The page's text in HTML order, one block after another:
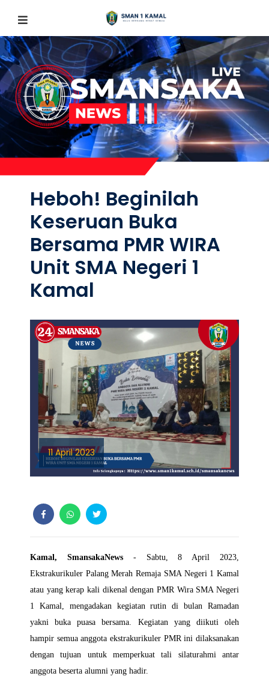
Heboh! Beginilah
Keseruan Buka
Bersama PMR WIRA
Unit SMA Negeri 1
Kamal
11 April 2023
Kamal, SmansakaNews- Sabtu, 8 April 2023,
Ekstrakurikuler Palang Merah Remaja SMA Negeri 1 Kamal
atau yang kerap kali dikenal dengan PMR Wira SMA Negeri
1 Kamal, mengadakan kegiatan rutin di bulan Ramadan
yakni buka puasa bersama. Kegiatan yang diikuti oleh
hampir semua anggota ekstrakurikuler PMR ini dilaksanakan
dengan tujuan untuk memperkuat tali silaturahmi antar
anggota beserta alumni yang hadir.